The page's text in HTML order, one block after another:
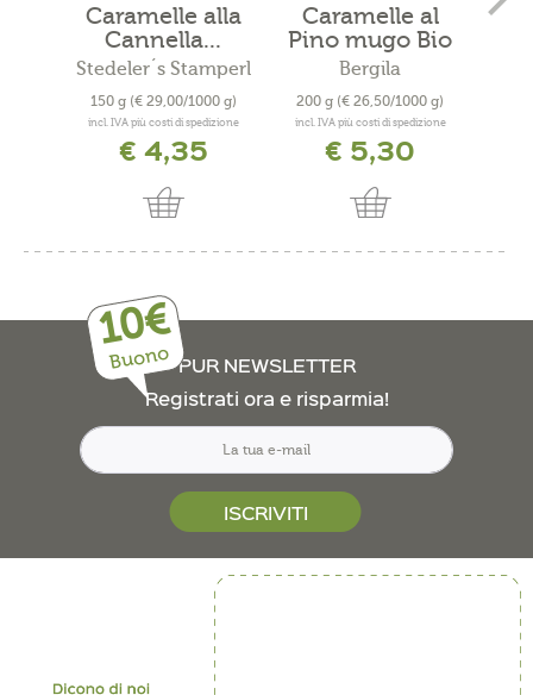
Caramelle alla
Cannella...
Stedeler´s Stamperl
150 g (€ 29,00/1000 g)
incl. IVA più costi di spedizione
€ 4,35
Caramelle al
Pino mugo Bio
Bergila
200 g (€ 26,50/1000 g)
incl. IVA più costi di spedizione
€ 5,30
10€
Buono PUR NEWSLETTER
Registrati ora e risparmia!
ISCRIVITI